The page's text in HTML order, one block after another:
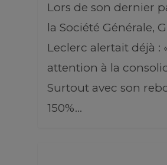
Lors de son dernier
la Société Générale,
Leclerc alertait déjà :
attention à la
Surtout avec son
150%...